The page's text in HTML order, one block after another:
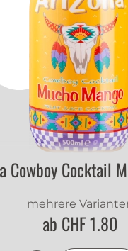
Cowboy Cocktail
mehrere
ab CHF 1.80